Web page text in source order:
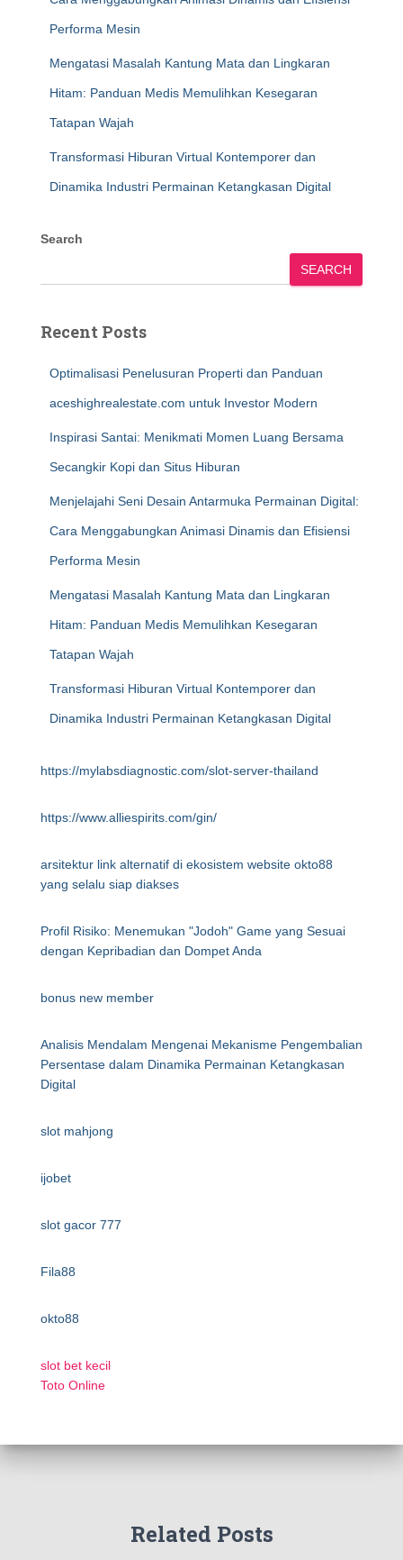
Performa Mesin
Mengatasi Masalah Kantung Mata dan Lingkaran
Hitam: Panduan Medis Memulihkan Kesegaran
Tatapan Wajah
Transformasi Hiburan Virtual Kontemporer dan
Dinamika Industri Permainan Ketangkasan Digital
Search
SEARCH
Recent Posts
Optimalisasi Penelusuran Properti dan Panduan
aceshighrealestate.com untuk Investor Modern
Inspirasi Santai: Menikmati Momen Luang Bersama
Secangkir Kopi dan Situs Hiburan
Menjelajahi Seni Desain Antarmuka Permainan Digital:
Cara Menggabungkan Animasi Dinamis dan Efisiensi
Performa Mesin
Mengatasi Masalah Kantung Mata dan Lingkaran
Hitam: Panduan Medis Memulihkan Kesegaran
Tatapan Wajah
Transformasi Hiburan Virtual Kontemporer dan
Dinamika Industri Permainan Ketangkasan Digital
https://mylabsdiagnostic.com/slot-server-thailand
https://www.alliespirits.com/gin/
arsitektur link alternatif di ekosistem website okto88
yang selalu siap diakses
Profil Risiko: Menemukan "Jodoh" Game yang Sesuai
dengan Kepribadian dan Dompet Anda
bonus new member
Analisis Mendalam Mengenai Mekanisme Pengembalian
Persentase dalam Dinamika Permainan Ketangkasan
Digital
slot mahjong
ijobet
slot gacor 777
Fila88
okto88
slot bet kecil
Toto Online
Related Posts